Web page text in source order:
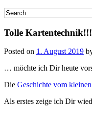
Tolle
Posted on 1. August 2019
… möchte ich Dir heute
Die Geschichte vom
Als erstes zeige ich Dir